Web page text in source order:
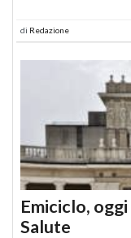
di Redazione
Emiciclo,
Salute